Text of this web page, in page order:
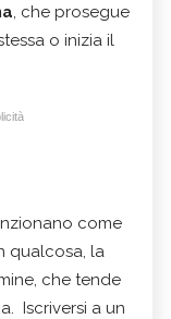
, che prosegue
o inizia il
come
qualcosa, la
che tende
Iscriversi a un